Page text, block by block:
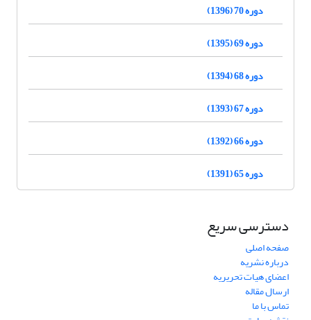
دوره 70 (1396)
دوره 69 (1395)
دوره 68 (1394)
دوره 67 (1393)
دوره 66 (1392)
دوره 65 (1391)
دسترسی سریع
صفحه اصلی
درباره نشریه
اعضای هیات تحریریه
ارسال مقاله
تماس با ما